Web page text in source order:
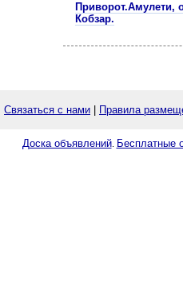
Приворот.Амулети,
Кобзар.
Связаться с нами Правила
Доска объявлений. Бесплатные